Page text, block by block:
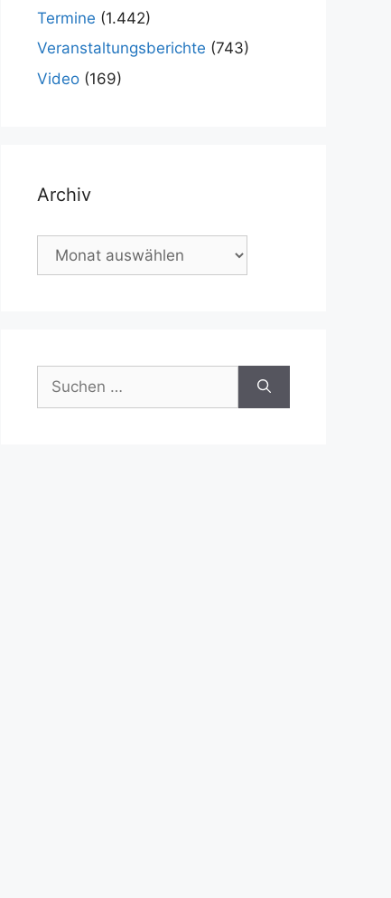
Termine (1.442)
Veranstaltungsberichte (743)
Video (169)
Archiv
Archiv
nach: